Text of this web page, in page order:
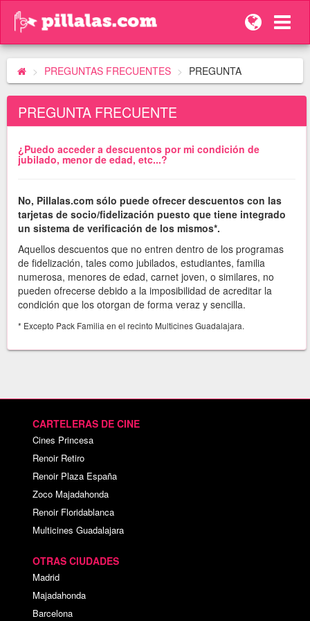
PREGUNTAS FRECUENTES PREGUNTA
PREGUNTA FRECUENTE
¿Puedo acceder a descuentos por mi condición de
jubilado, menor de edad, etc...?
No, Pillalas.com sólo puede ofrecer descuentos con las
tarjetas de socio/fidelización puesto que tiene integrado
un sistema de verificación de los mismos*.
Aquellos descuentos que no entren dentro de los programas
de fidelización, tales como jubilados, estudiantes, familia
numerosa, menores de edad, carnet joven, o similares, no
pueden ofrecerse debido a la imposibilidad de acreditar la
condición que los otorgan de forma veraz y sencilla.
* Excepto Pack Familia en el recinto Multicines Guadalajara.
CARTELERAS DE CINE
Cines Princesa
Renoir Retiro
Renoir Plaza España
Zoco Majadahonda
Renoir Floridablanca
Multicines Guadalajara
OTRAS CIUDADES
Madrid
Majadahonda
Barcelona